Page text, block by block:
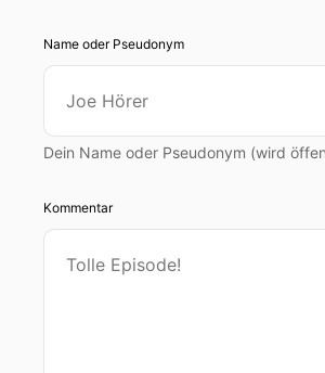
Name oder Pseudonym
Dein Name oder Pseudonym (wird
Kommentar